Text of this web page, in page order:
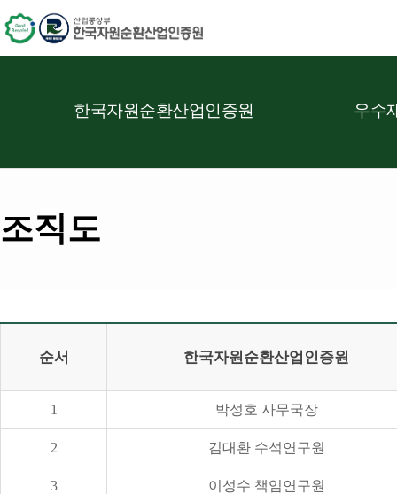
한국자원순환산업인증원 우수
조직도
순서 한국자원순환산업인증원
1 박성호 사무국장
2 김대환 수석연구원
3 이성수 책임연구원